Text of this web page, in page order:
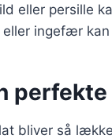
eller persille
eller ingefær
bliver så